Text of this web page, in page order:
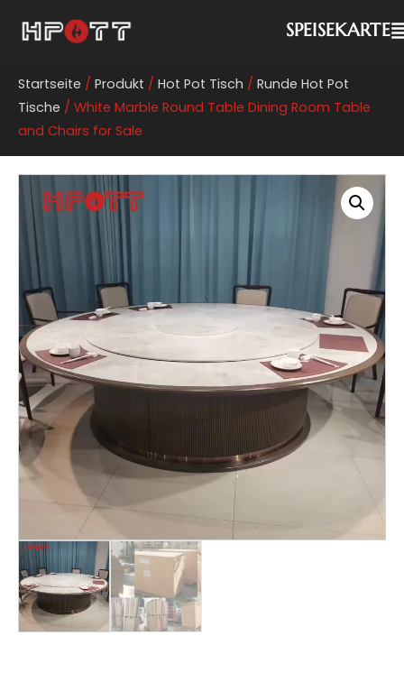
SPEISEKARTE
Startseite / Produkt / Hot Pot Tisch / Runde Hot Pot
Tische / White Marble Round Table Dining Room Table
and Chairs for Sale